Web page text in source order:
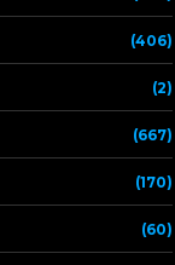
(406)
(2)
(667)
(170)
(60)